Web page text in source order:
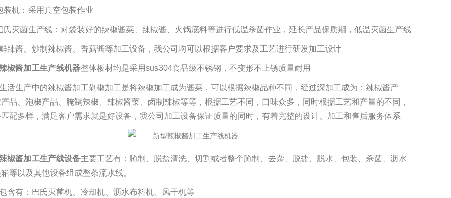
装机：采用真空包装作业
氏灭菌生产线：对袋装好的辣椒酱菜、辣椒酱、火锅底料等进行低温杀菌作业，延长产品保质期，低温灭菌生产线
辣酱、炒制辣椒酱、香菇酱等加工设备，我公司均可以根据客户要求及工艺进行研发加工设计
椒酱加工生产线机器整体板材均是采用sus304食品级不锈钢，不变形不上锈质量耐用
活生产中的辣椒酱加工剁椒加工是将辣椒加工成为酱菜，可以根据辣椒品种不同，经过深加工成为：辣椒酱产
品、泡椒产品、腌制辣椒、辣椒酱菜、卤制辣椒等等，根据工艺不同，口味众多，同时根据工艺和产量的不同，
配多样，满足客户需求就是好设备，我公司加工设备保证质量的同时，有着完整的设计、加工和售后服务体系
椒酱加工生产线设备主要工艺有：腌制、脱盐清洗、切割或者整个腌制、去杂、脱盐、脱水、包装、杀菌、沥水
等以及其他设备组成整条流水线。
含有：巴氏灭菌机、冷却机、沥水布料机、风干机等